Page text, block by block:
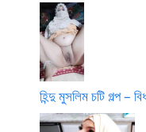
হিন্দু মুসলিম চটি গল্প –